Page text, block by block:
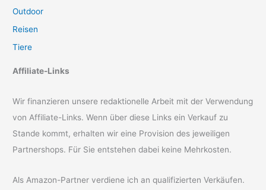
Outdoor
Reisen
Tiere
Affiliate-Links
Wir finanzieren unsere redaktionelle Arbeit mit der Verwendung
von Affiliate-Links. Wenn über diese Links ein Verkauf zu
Stande kommt, erhalten wir eine Provision des jeweiligen
Partnershops. Für Sie entstehen dabei keine Mehrkosten.
Als Amazon-Partner verdiene ich an qualifizierten Verkäufen.